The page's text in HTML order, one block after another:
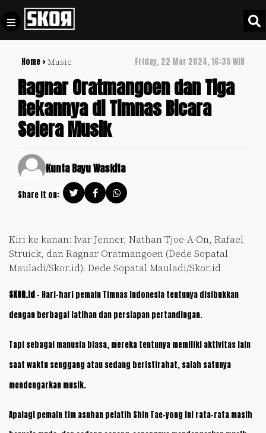
Home > Music Friday, 22 Mar 2024, 16:35 WIB
Ragnar Oratmangoen dan Tiga
Rekannya di Timnas Bicara
Selera Musik
Kunta Bayu Waskita
Share it on:
Kiri ke kanan: Ivar Jenner, Nathan Tjoe-A-On, Rafael
Struick, dan Ragnar Oratmangoen (Dede Sopatal
Mauladi/Skor.id). Dede Sopatal Mauladi/Skor.id
SKOR.id – Hari-hari pemain Timnas Indonesia tentunya disibukkan
dengan berbagai latihan dan persiapan pertandingan.
Tapi sebagai manusia biasa, mereka tentunya memiliki aktivitas lain
saat waktu senggang atau sedang beristirahat, salah satunya
mendengarkan musik.
Apalagi pemain tim asuhan pelatih Shin Tae-yong ini rata-rata masih
Football +
Culture +
Update
Indonesia
SPECIAL
Video
Policy
Pedoman
Pemberitaan
Media
Disclaimer
Tentang